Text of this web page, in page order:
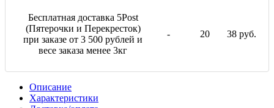
Бесплатная доставка 5Post
(Пятерочки и Перекресток)
при заказе от 3 500 рублей и
весе заказа менее 3кг
- 20 38 руб.
Описание
Характеристики